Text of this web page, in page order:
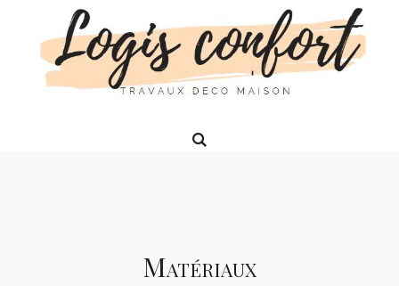
Matériaux